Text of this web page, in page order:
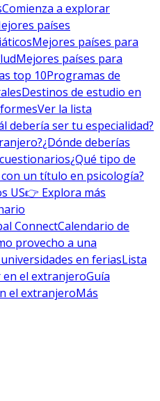
Comienza a explorar
países
Mejores países para
Mejores países para
top 10Programas de
Destinos de estudio en
Ver la lista
debería ser tu especialidad?
¿Dónde deberías
¿Qué tipo de
un título en psicología?
US👉 Explora más
ConnectCalendario de
provecho a una
en feriasLista
en el extranjeroGuía
el extranjeroMás